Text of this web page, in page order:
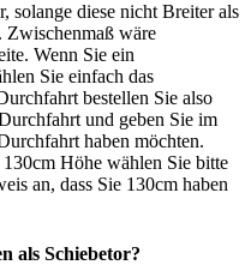
solange diese nicht Breiter als
Zwischenmaß wäre
Wenn Sie ein
Sie einfach das
bestellen Sie also
und geben Sie im
haben möchten.
Höhe wählen Sie bitte
an, dass Sie 130cm haben
als Schiebetor?